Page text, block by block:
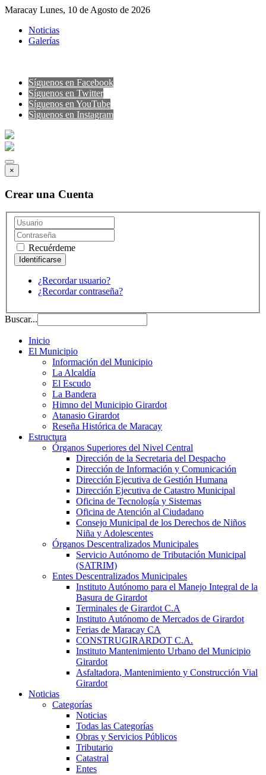
Maracay Lunes, 10 de Agosto de 2026
Noticias
Galerías
Síguenos en Facebook
Síguenos en Twitter
Síguenos en YouTube
Sìguenos en Instagram
×
Crear una Cuenta
Recuérdeme
¿Recordar usuario?
¿Recordar contraseña?
Buscar...
Inicio
El Municipio
Información del Municipio
La Alcaldía
El Escudo
La Bandera
Himno del Municipio Girardot
Atanasio Girardot
Reseña Histórica de Maracay
Estructura
Órganos Superiores del Nivel Central
Dirección de la Secretaria del Despacho
Dirección de Información y Comunicación
Dirección Ejecutiva de Gestión Humana
Dirección Ejecutiva de Catastro Municipal
Oficina de Tecnología y Sistemas
Oficina de Atención al Ciudadano
Consejo Municipal de los Derechos de Niños
Niña y Adolescentes
Órganos Descentralizados Municipales
Servicio Autónomo de Tributación Municipal
(SATRIM)
Entes Descentralizados Municipales
Instituto Autónomo para el Manejo Integral de la
Basura de Girardot
Terminales de Girardot C.A
Instituto Autónomo de Mercados de Girardot
Ferias de Maracay CA
CONSTRUGIRARDOT C.A.
Instituto Mantenimiento Urbano del Municipio
Girardot
Asfaltadora, Mantenimiento y Construcción Vial
Girardot
Noticias
Categorías
Noticias
Todas las Categorías
Obras y Servicios Públicos
Tributario
Catastral
Entes